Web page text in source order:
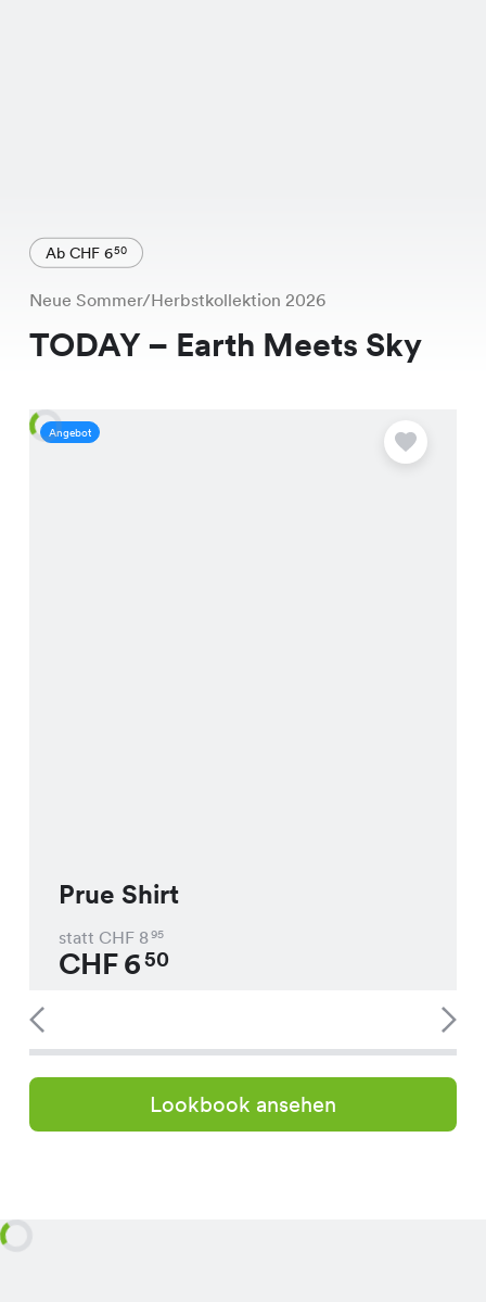
Ab CHF 650
Neue Sommer/Herbstkollektion 2026
TODAY – Earth Meets Sky
Angebot
Prue Shirt
statt CHF 895
CHF650
Lookbook ansehen